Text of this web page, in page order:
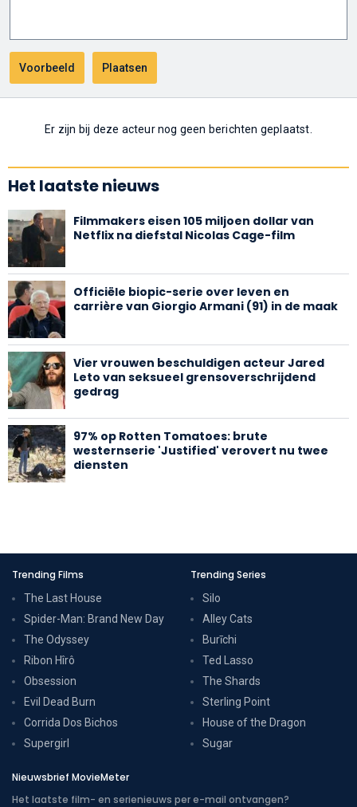
Er zijn bij deze acteur nog geen berichten geplaatst.
Het laatste nieuws
Filmmakers eisen 105 miljoen dollar van
Netflix na diefstal Nicolas Cage-film
Officiële biopic-serie over leven en
carrière van Giorgio Armani (91) in de maak
Vier vrouwen beschuldigen acteur Jared
Leto van seksueel grensoverschrijdend
gedrag
97% op Rotten Tomatoes: brute
westernserie 'Justified' verovert nu twee
diensten
Trending Films
The Last House
Spider-Man: Brand New Day
The Odyssey
Ribon Hîrô
Obsession
Evil Dead Burn
Corrida Dos Bichos
Supergirl
Trending Series
Silo
Alley Cats
Burīchi
Ted Lasso
The Shards
Sterling Point
House of the Dragon
Sugar
Nieuwsbrief MovieMeter
Het laatste film- en serienieuws per e-mail ontvangen?